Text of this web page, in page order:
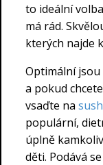
to ideální
má rád.
kterých najde
Optimální jsou
a pokud
vsaďte na
populární,
úplně
děti. Podává